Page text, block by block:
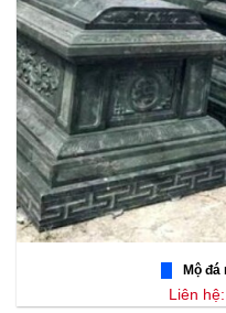
Mộ đá
Liên